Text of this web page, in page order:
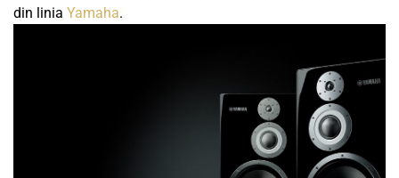
din linia Yamaha.